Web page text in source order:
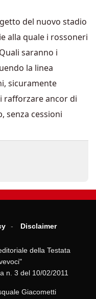
del nuovo stadio
alla quale i rossoneri
saranno i
la linea
sicuramente
rafforzare ancor di
senza cessioni
Disclaimer
della Testata
n. 3 del 10/02/2011
Giacometti